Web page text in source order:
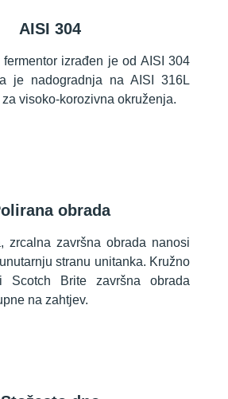
AISI 304
izrađen je od AISI 304
je nadogradnja na AISI 316L
visoko-korozivna okruženja.
obrada
zrcalna završna obrada nanosi
stranu unitanka. Kružno
Scotch Brite završna obrada
na zahtjev.